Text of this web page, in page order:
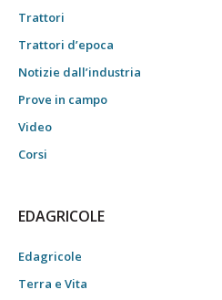
Trattori
Trattori d’epoca
Notizie dall’industria
Prove in campo
Video
Corsi
EDAGRICOLE
Edagricole
Terra e Vita